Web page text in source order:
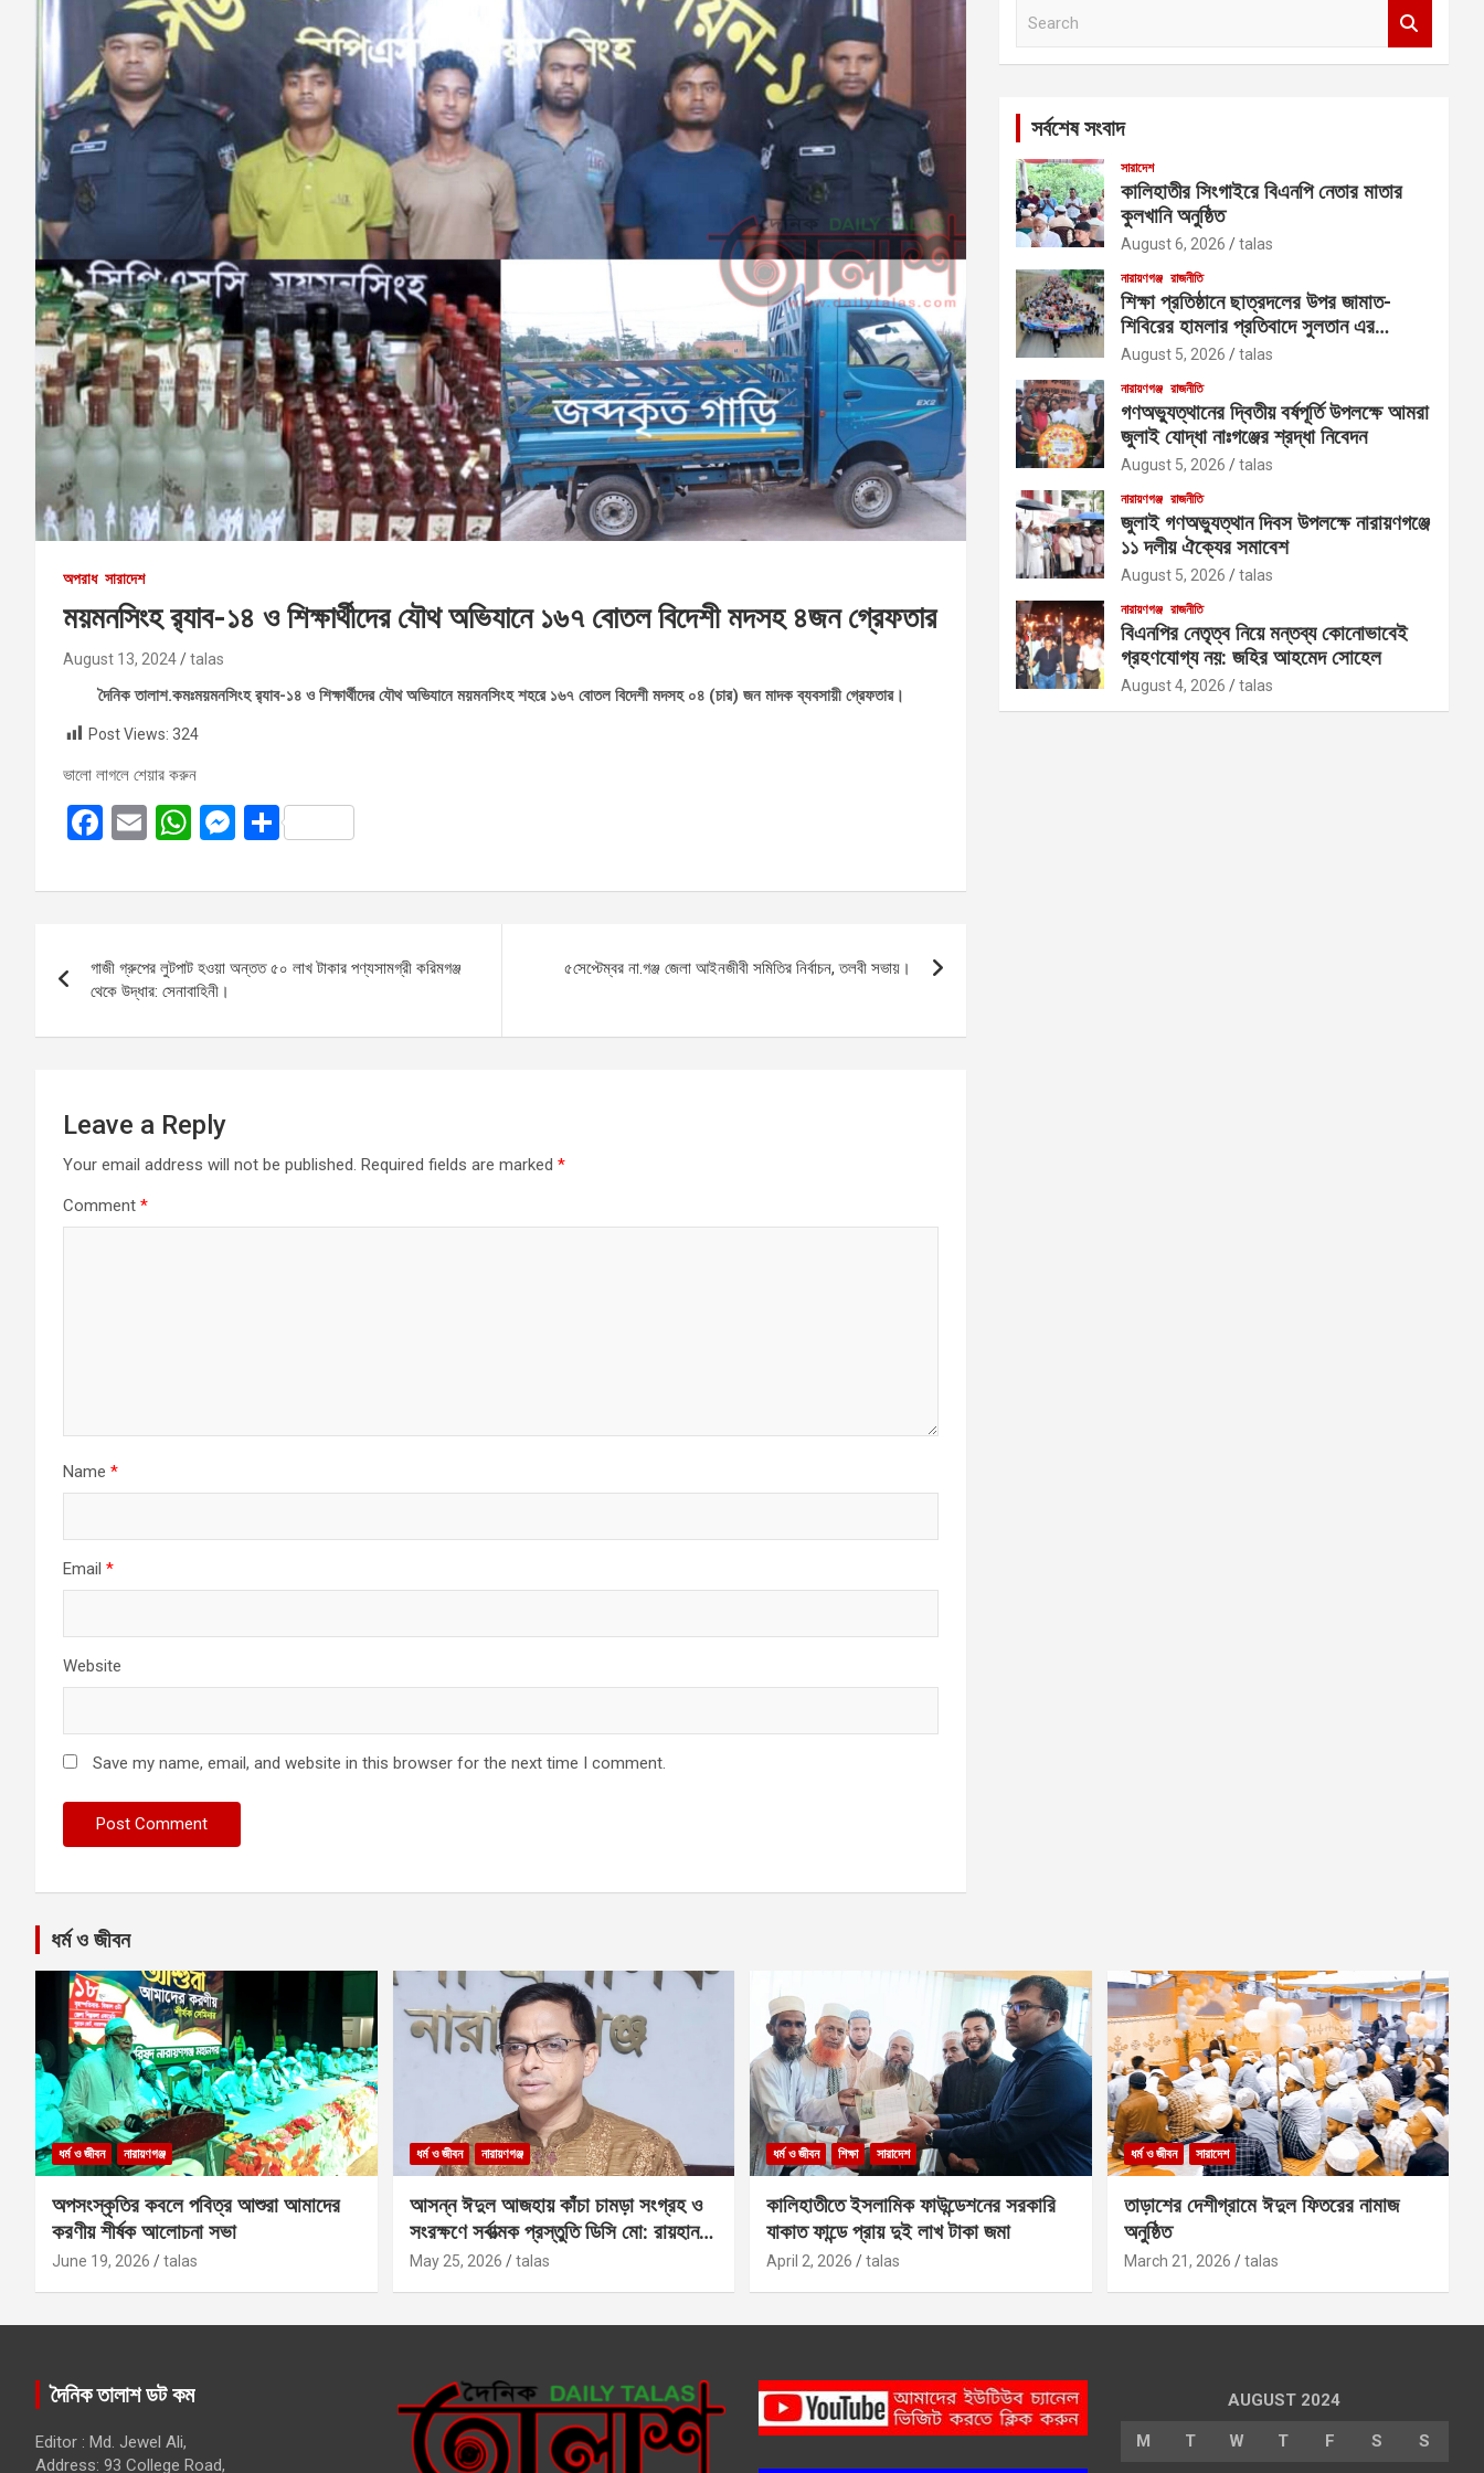
অপরাধ সারাদেশ
ময়মনসিংহ র‍্যাব-১৪ ও শিক্ষার্থীদের যৌথ অভিযানে ১৬৭ বোতল বিদেশী মদসহ ৪জন গ্রেফতার
August 13, 2024 talas
দৈনিক তালাশ.কমঃময়মনসিংহ র‍্যাব-১৪ ও শিক্ষার্থীদের যৌথ অভিযানে ময়মনসিংহ শহরে ১৬৭ বোতল বিদেশী মদসহ ০৪ (চার) জন মাদক ব্যবসায়ী গ্রেফতার।
Post Views: 324
ভালো লাগলে শেয়ার করুন
F
ce
o
o
k
E
ail
W
at
A
p
p
M
se
g
S
ar
navigation
গাজী গ্রুপের লুটপাট হওয়া অন্তত ৫০ লাখ টাকার পণ্যসামগ্রী করিমগঞ্জ
থেকে উদ্ধার: সেনাবাহিনী।
৫সেপ্টেম্বর না.গঞ্জ জেলা আইনজীবী সমিতির নির্বাচন, তলবী সভায়।
Leave a Reply
Your email address will not be published. Required fields are marked *
Comment *
Name *
Email *
Website
Save my name, email, and website in this browser for the next time I comment.
সর্বশেষ সংবাদ
সারাদেশ
কালিহাতীর সিংগাইরে বিএনপি নেতার মাতার
কুলখানি অনুষ্ঠিত
August 6, 2026 talas
নারায়ণগঞ্জ রাজনীতি
শিক্ষা প্রতিষ্ঠানে ছাত্রদলের উপর জামাত-
শিবিরের হামলার প্রতিবাদে সুলতান এর
নেতৃত্বে বিক্ষোভ
August 5, 2026 talas
নারায়ণগঞ্জ রাজনীতি
গণঅভ্যুত্থানের দ্বিতীয় বর্ষপূর্তি উপলক্ষে আমরা
জুলাই যোদ্ধা নাঃগঞ্জের শ্রদ্ধা নিবেদন
August 5, 2026 talas
নারায়ণগঞ্জ রাজনীতি
জুলাই গণঅভ্যুত্থান দিবস উপলক্ষে নারায়ণগঞ্জে
১১ দলীয় ঐক্যের সমাবেশ
August 5, 2026 talas
নারায়ণগঞ্জ রাজনীতি
বিএনপির নেতৃত্ব নিয়ে মন্তব্য কোনোভাবেই
গ্রহণযোগ্য নয়: জহির আহমেদ সোহেল
August 4, 2026 talas
ধর্ম ও জীবন
ধর্ম ও জীবন নারায়ণগঞ্জ
অপসংস্কৃতির কবলে পবিত্র আশুরা আমাদের
করণীয় শীর্ষক আলোচনা সভা
June 19, 2026 talas
ধর্ম ও জীবন নারায়ণগঞ্জ
আসন্ন ঈদুল আজহায় কাঁচা চামড়া সংগ্রহ ও
সংরক্ষণে সর্বাত্মক প্রস্তুতি ডিসি মো: রায়হান
কবির
May 25, 2026 talas
ধর্ম ও জীবন শিক্ষা সারাদেশ
কালিহাতীতে ইসলামিক ফাউন্ডেশনের সরকারি
যাকাত ফান্ডে প্রায় দুই লাখ টাকা জমা
April 2, 2026 talas
ধর্ম ও জীবন সারাদেশ
তাড়াশের দেশীগ্রামে ঈদুল ফিতরের নামাজ
অনুষ্ঠিত
March 21, 2026 talas
দৈনিক তালাশ ডট কম
Editor : Md. Jewel Ali,
Address: 93 College Road,
AUGUST 2024
M T W T F S S